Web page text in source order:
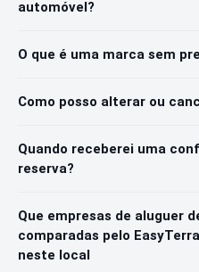
automóvel?
O que é uma marca sem
Como posso alterar ou
Quando receberei uma
reserva?
Que empresas de aluguer
comparadas pelo
neste local